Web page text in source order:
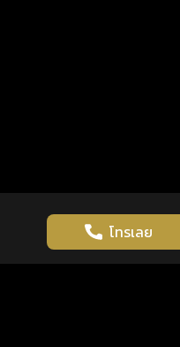
โทรเลย
เว็บไซต์นี้มีการใช้งานคุกกี้ เพื่อเพิ่
ในการใช้งานเว็บไซต์ นโย
รู้ก่อน พร้อมกว่า ทุกจังหวะชีวิต